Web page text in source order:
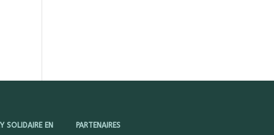
SOLIDAIRE EN PARTENAIRES